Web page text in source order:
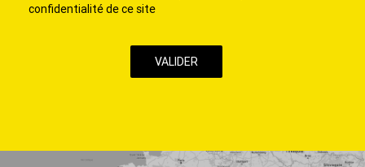
cochant
ce
confidentialité de ce site